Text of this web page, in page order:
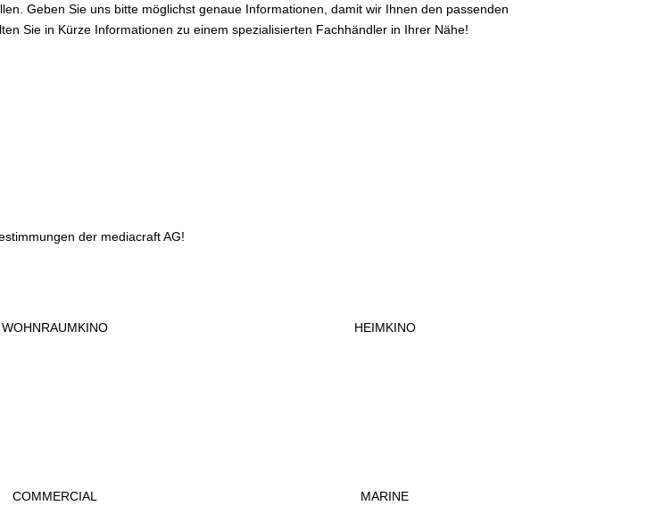
Geben Sie uns bitte möglichst genaue Informationen, damit wir Ihnen den passenden
Sie in Kürze Informationen zu einem spezialisierten Fachhändler in Ihrer Nähe!
der mediacraft AG!
WOHNRAUMKINO HEIMKINO
COMMERCIAL MARINE